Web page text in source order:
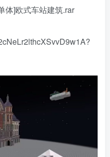
体]欧式车站建筑.rar